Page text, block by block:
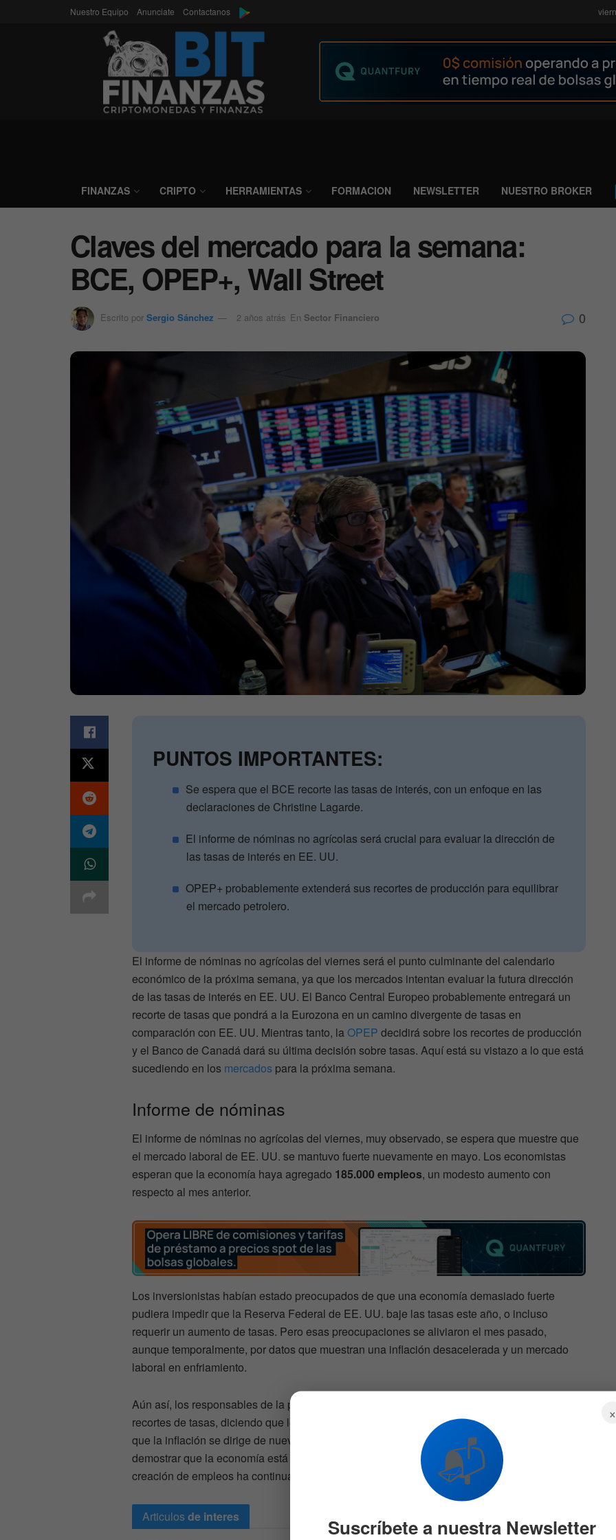
Nuestro Equipo Anunciate Contactanos
FINANZAS CRIPTO HERRAMIENTAS FORMACION NEWSLETTER NUESTRO BROKER
Claves del mercado para la semana:
BCE, OPEP+, Wall Street
Escrito por Sergio Sánchez 2 años atrás En Sector Financiero 0
PUNTOS IMPORTANTES:
Se espera que el BCE recorte las tasas de interés, con un enfoque en las
declaraciones de Christine Lagarde.
El informe de nóminas no agrícolas será crucial para evaluar la dirección de
las tasas de interés en EE. UU.
OPEP+ probablemente extenderá sus recortes de producción para equilibrar
el mercado petrolero.
El informe de nóminas no agrícolas del viernes será el punto culminante del calendario
económico de la próxima semana, ya que los mercados intentan evaluar la futura dirección
de las tasas de interés en EE. UU. El Banco Central Europeo probablemente entregará un
recorte de tasas que pondrá a la Eurozona en un camino divergente de tasas en
comparación con EE. UU. Mientras tanto, laOPEP decidirá sobre los recortes de producción
y el Banco de Canadá dará su última decisión sobre tasas. Aquí está su vistazo a lo que está
sucediendo en los mercados para la próxima semana.
Informe de nóminas
El informe de nóminas no agrícolas del viernes, muy observado, se espera que muestre que
el mercado laboral de EE. UU. se mantuvo fuerte nuevamente en mayo. Los economistas
esperan que la economía haya agregado 185.000 empleos, un modesto aumento con
respecto al mes anterior.
Los inversionistas habían estado preocupados de que una economía demasiado fuerte
pudiera impedir que la Reserva Federal de EE. UU. baje las tasas este año, o incluso
requerir un aumento de tasas. Pero esas preocupaciones se aliviaron el mes pasado,
aunque temporalmente, por datos que muestran una inflación desacelerada y un mercado
laboral en enfriamiento.
Aún así, los responsables de la política monetaria han instado a la paciencia en cuanto a los
recortes de tasas, diciendo que les gustaría ver varios meses de datos para estar seguros de
que la inflación se dirige de nuevo hacia su objetivo del 2%. El informe de empleo podría
demostrar que la economía está perdiendo fuerza si muestra que la desaceleración en la
creación de empleos ha continuado.
Articulosde interes
×
📬
Suscríbete a nuestra Newsletter